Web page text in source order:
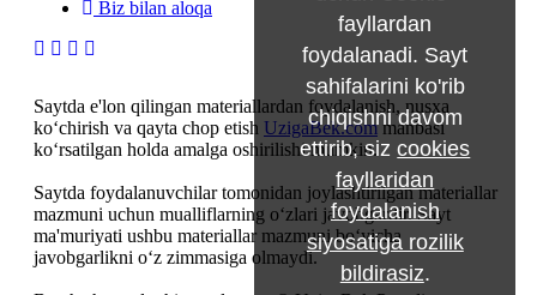
Biz bilan aloqa
Saytda e'lon qilingan materiallardan foydalanish, nusxa
ko‘chirish va qayta chop etish UzigaBek.commanbasi
ko‘rsatilgan holda amalga oshirilishi mumkin.
Saytda foydalanuvchilar tomonidan joylashtirilgan materiallar
mazmuni uchun mualliflarning o‘zlari javobgardir. Sayt
ma'muriyati ushbu materiallar mazmuni bo‘yicha
javobgarlikni o‘z zimmasiga olmaydi.
fayllardan
foydalanadi. Sayt
sahifalarini ko'rib
chiqishni davom
ettirib, sizcookies
fayllaridan
foydalanish
siyosatiga rozilik
bildirasiz.